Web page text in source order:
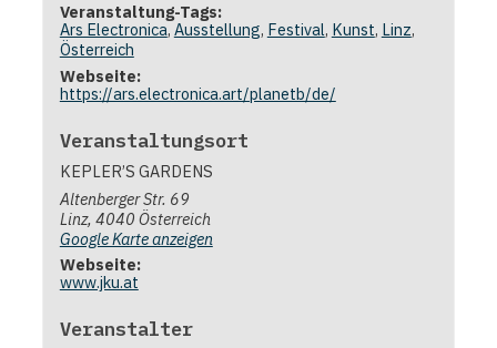
Veranstaltung-Tags:
Ars Electronica, Ausstellung, Festival, Kunst, Linz,
Österreich
Webseite:
https://ars.electronica.art/planetb/de/
Veranstaltungsort
KEPLER’S GARDENS
Altenberger Str. 69
Linz, 4040 Österreich
Google Karte anzeigen
Webseite:
www.jku.at
Veranstalter